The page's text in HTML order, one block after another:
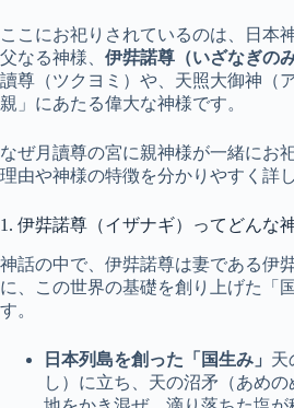
ここにお祀りされているのは、日本
父なる神様、 伊弉諾尊（いざなぎのみ
讀尊（ツクヨミ）や、天照大御神（
親」にあたる偉大な神様です。
なぜ月讀尊の宮に親神様が一緒にお
理由や神様の特徴を分かりやすく詳
1. 伊弉諾尊（イザナギ）ってどんな
神話の中で、伊弉諾尊は妻である伊
に、この世界の基礎を創り上げた「
す。
日本列島を創った「国生み」 天
し）に立ち、天の沼矛（あめ